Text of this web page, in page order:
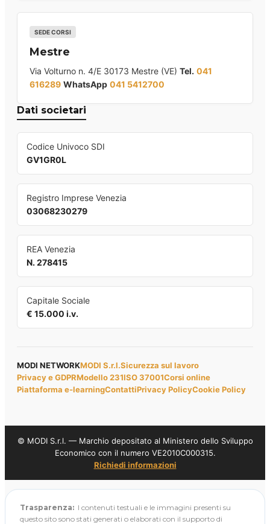
SEDE CORSI
Mestre
Via Volturno n. 4/E 30173 Mestre (VE) Tel. 041
616289 WhatsApp 041 5412700
Dati societari
Codice Univoco SDI
GV1GR0L
Registro Imprese Venezia
03068230279
REA Venezia
N. 278415
Capitale Sociale
€ 15.000 i.v.
MODI NETWORKMODI S.r.l.Sicurezza sul lavoro
Privacy e GDPRModello 231ISO 37001Corsi online
Piattaforma e-learningContattiPrivacy PolicyCookie Policy
© MODI S.r.l. — Marchio depositato al Ministero dello Sviluppo
Economico con il numero VE2010C000315.
Richiedi informazioni
Trasparenza: I contenuti testuali e le immagini presenti su
questo sito sono stati generati o elaborati con il supporto di